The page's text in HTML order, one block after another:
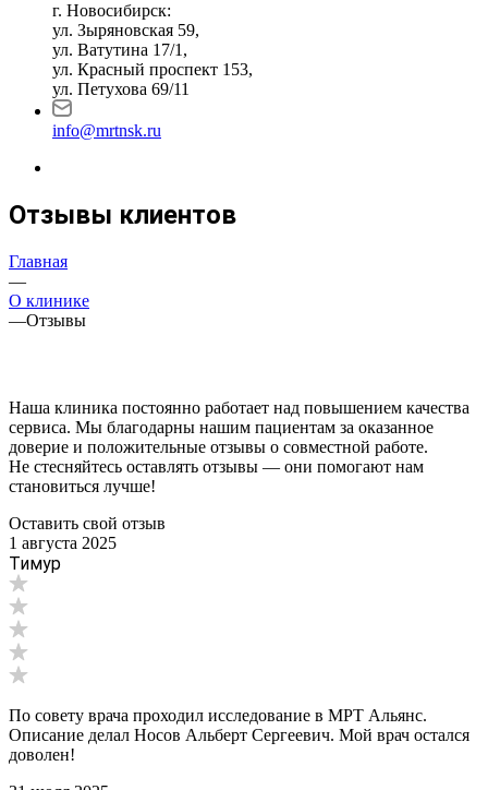
г. Новосибирск:
ул. Зыряновская 59,
ул. Ватутина 17/1,
ул. Красный проспект 153,
ул. Петухова 69/11
info@mrtnsk.ru
Отзывы клиентов
Главная
—
О клинике
—Отзывы
Наша клиника постоянно работает над повышением качества
сервиса. Мы благодарны нашим пациентам за оказанное
доверие и положительные отзывы о совместной работе.
Не стесняйтесь оставлять отзывы — они помогают нам
становиться лучше!
Оставить свой отзыв
1 августа 2025
Тимур
По совету врача проходил исследование в МРТ Альянс.
Описание делал Носов Альберт Сергеевич. Мой врач остался
доволен!